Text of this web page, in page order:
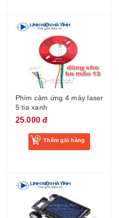
Phím cảm ứng 4 máy laser
5 tia xanh
25.000 đ
Thêm giỏ hàng